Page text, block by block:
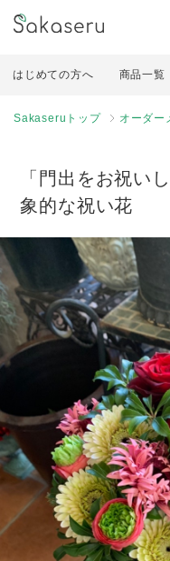
はじめての方へ 商品一覧
Sakaseruトップ オーダー
「門出をお祝い
象的な祝い花